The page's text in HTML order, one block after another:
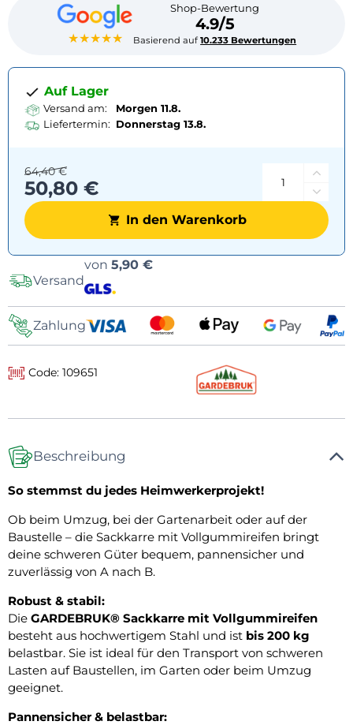
★★★★★
Shop-Bewertung
4.9/5
Basierend auf10.233 Bewertungen
Auf Lager
Versand am:
Morgen 11.8.
Liefertermin: Donnerstag 13.8.
50,80 €
64,40 €
In den Warenkorb
Versand
von 5,90 €
Zahlung
Code: 109651
Beschreibung
So stemmst du jedes Heimwerkerprojekt!
Ob beim Umzug, bei der Gartenarbeit oder auf der
Baustelle – die Sackkarre mit Vollgummireifen bringt
deine schweren Güter bequem, pannensicher und
zuverlässig von A nach B.
Robust & stabil:
Die GARDEBRUK® Sackkarre mit Vollgummireifen
besteht aus hochwertigem Stahl und ist bis 200 kg
belastbar. Sie ist ideal für den Transport von schweren
Lasten auf Baustellen, im Garten oder beim Umzug
geeignet.
Pannensicher & belastbar: